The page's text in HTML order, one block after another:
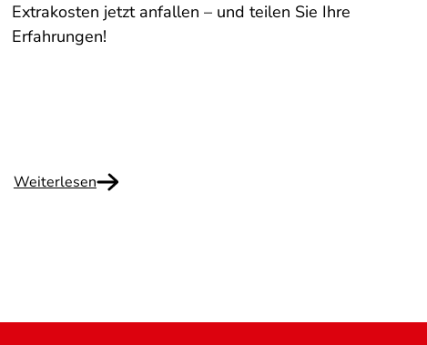
Extrakosten jetzt anfallen – und teilen Sie Ihre
Erfahrungen!
Weiterlesen